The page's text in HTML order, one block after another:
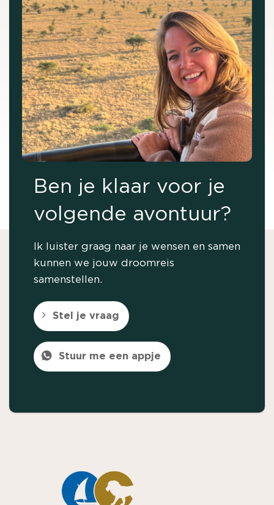
Ben je klaar voor je
volgende avontuur?
Ik luister graag naar je wensen en samen
kunnen we jouw droomreis
samenstellen.
Stel je vraag
Stuur me een appje